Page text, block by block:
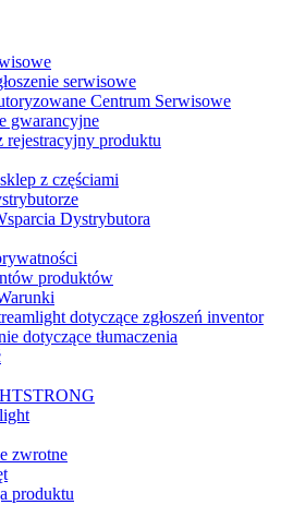
serwisowe
Centrum Serwisowe
gwarancyjne
rejestracyjny produktu
z częściami
Dystrybutora
produktów
dotyczące zgłoszeń inventor
dotyczące tłumaczenia
zwrotne
produktu